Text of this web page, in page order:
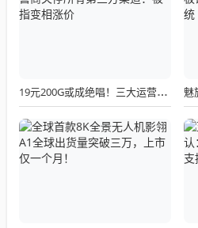
19元200G或成绝唱！三大运营商关停所有第三方渠道：被指变相涨价